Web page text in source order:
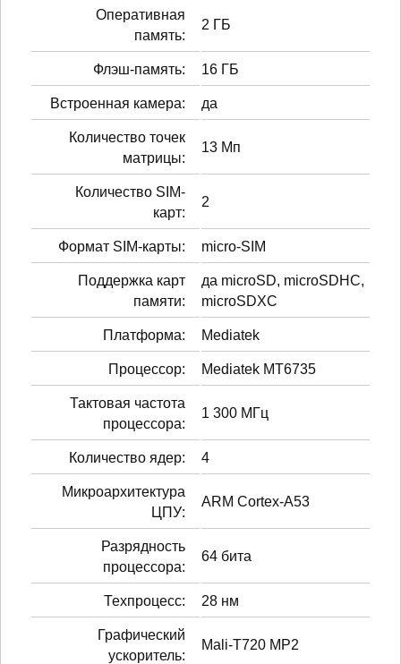
Оперативная
память:
2 ГБ
Флэш-память: 16 ГБ
Встроенная камера: да
Количество точек
матрицы:
13 Мп
Количество SIM-
карт:
2
Формат SIM-карты: micro-SIM
Поддержка карт
памяти:
да microSD, microSDHC,
microSDXC
Платформа: Mediatek
Процессор: Mediatek MT6735
Тактовая частота
процессора:
1 300 МГц
Количество ядер: 4
Микроархитектура
ЦПУ:
ARM Cortex-A53
Разрядность
процессора:
64 бита
Техпроцесс: 28 нм
Графический
ускоритель:
Mali-T720 MP2